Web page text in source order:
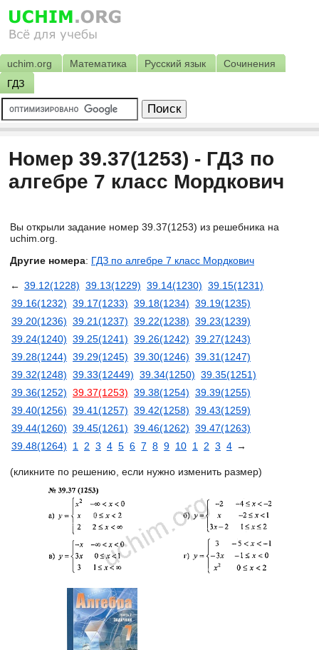
uchim.org Математика Русский язык
Сочинения
ГДЗ
Номер 39.37(1253) - ГДЗ по
алгебре 7 класс Мордкович
Вы открыли задание номер 39.37(1253) из решебника на
uchim.org.
Другие номера: ГДЗ по алгебре 7 класс Мордкович
← 39.12(1228) 39.13(1229) 39.14(1230) 39.15(1231)
39.16(1232) 39.17(1233) 39.18(1234) 39.19(1235)
39.20(1236) 39.21(1237) 39.22(1238) 39.23(1239)
39.24(1240) 39.25(1241) 39.26(1242) 39.27(1243)
39.28(1244) 39.29(1245) 39.30(1246) 39.31(1247)
39.32(1248) 39.33(12449) 39.34(1250) 39.35(1251)
39.36(1252) 39.37(1253) 39.38(1254) 39.39(1255)
39.40(1256) 39.41(1257) 39.42(1258) 39.43(1259)
39.44(1260) 39.45(1261) 39.46(1262) 39.47(1263)
39.48(1264)
1 2 3 4 5 6 7 8 9 10 1 2 3 4 →
(кликните по решению, если нужно изменить размер)